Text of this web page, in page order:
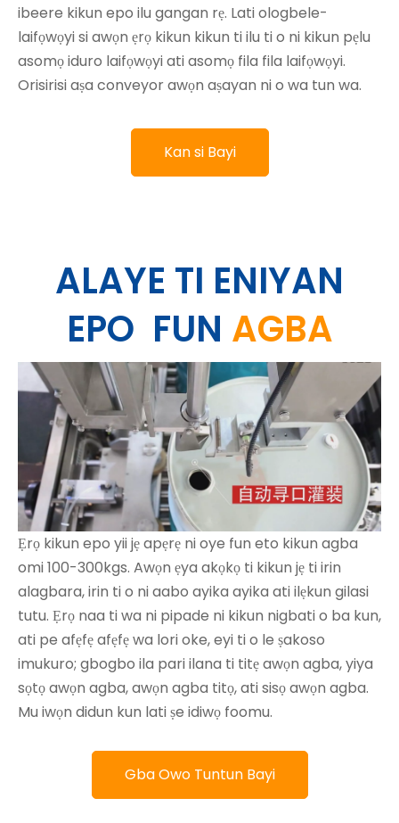
ibeere kikun epo ilu gangan rẹ. Lati ologbele-
laifọwọyi si awọn ẹrọ kikun kikun ti ilu ti o ni kikun pẹlu
asomọ iduro laifọwọyi ati asomọ fila fila laifọwọyi.
Orisirisi aṣa conveyor awọn aṣayan ni o wa tun wa.
Kan si Bayi
ALAYE TI ENIYAN
EPO FUN AGBA
Ẹrọ kikun epo yii jẹ apẹrẹ ni oye fun eto kikun agba
omi 100-300kgs. Awọn ẹya akọkọ ti kikun jẹ ti irin
alagbara, irin ti o ni aabo ayika ayika ati ilẹkun gilasi
tutu. Ẹrọ naa ti wa ni pipade ni kikun nigbati o ba kun,
ati pe afẹfẹ afẹfẹ wa lori oke, eyi ti o le ṣakoso
imukuro; gbogbo ila pari ilana ti titẹ awọn agba, yiya
sọtọ awọn agba, awọn agba titọ, ati sisọ awọn agba.
Mu iwọn didun kun lati ṣe idiwọ foomu.
Gba Owo Tuntun Bayi